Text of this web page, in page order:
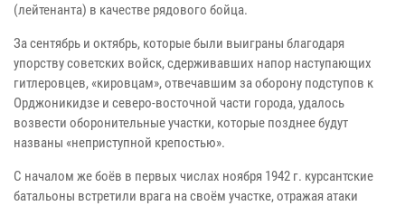
(лейтенанта) в качестве рядового бойца.
За сентябрь и октябрь, которые были выиграны благодаря
упорству советских войск, сдерживавших напор наступающих
гитлеровцев, «кировцам», отвечавшим за оборону подступов к
Орджоникидзе и северо-восточной части города, удалось
возвести оборонительные участки, которые позднее будут
названы «неприступной крепостью».
С началом же боёв в первых числах ноября 1942 г. курсантские
батальоны встретили врага на своём участке, отражая атаки